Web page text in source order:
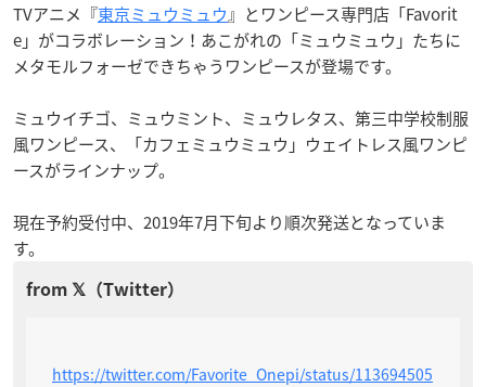
TVアニメ『東京ミュウミュウ』とワンピース専門店「Favorit
e」がコラボレーション！あこがれの「ミュウミュウ」たちに
メタモルフォーゼできちゃうワンピースが登場です。
ミュウイチゴ、ミュウミント、ミュウレタス、第三中学校制服
風ワンピース、「カフェミュウミュウ」ウェイトレス風ワンピ
ースがラインナップ。
現在予約受付中、2019年7月下旬より順次発送となっていま
す。
https://twitter.com/Favorite_Onepi/status/113694505